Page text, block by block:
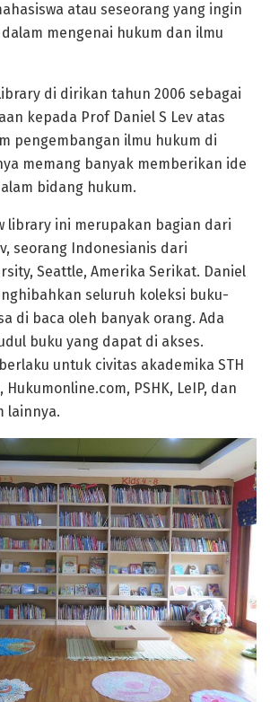
atau seseorang yang ingin
mengenai hukum dan ilmu
di dirikan tahun 2006 sebagai
kepada Prof Daniel S Lev atas
pengembangan ilmu hukum di
memang banyak memberikan ide
bidang hukum.
library ini merupakan bagian dari
seorang Indonesianis dari
Seattle, Amerika Serikat. Daniel
seluruh koleksi buku-
di baca oleh banyak orang. Ada
buku yang dapat di akses.
untuk civitas akademika STH
Hukumonline.com, PSHK, LeIP, dan
lainnya.